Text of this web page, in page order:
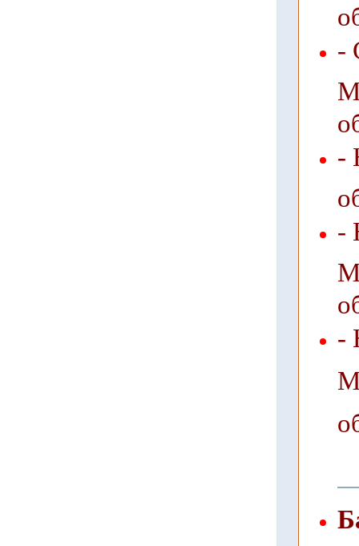
-
-
-
-